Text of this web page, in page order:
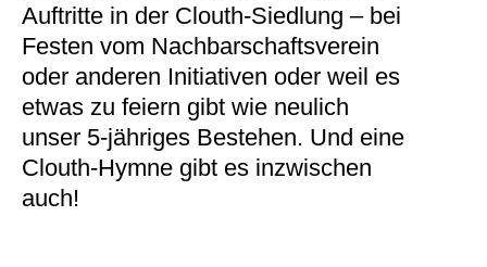
Auftritte in der Clouth-Siedlung – bei
Festen vom Nachbarschaftsverein
oder anderen Initiativen oder weil es
etwas zu feiern gibt wie neulich
unser 5-jähriges Bestehen. Und eine
Clouth-Hymne gibt es inzwischen
auch!